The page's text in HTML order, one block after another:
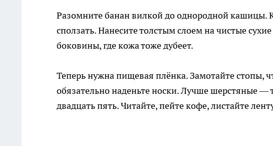
Разомните банан вилкой до однородной кашицы.
сползать. Нанесите толстым слоем на чистые
боковины, где кожа тоже дубеет.
Теперь нужна пищевая плёнка. Замотайте стопы,
обязательно наденьте носки. Лучше шерстяные —
двадцать пять. Читайте, пейте кофе, листайте